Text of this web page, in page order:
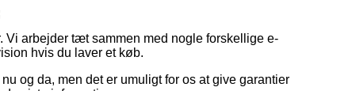
arbejder tæt sammen med nogle forskellige e-
hvis du laver et køb.
og da, men det er umuligt for os at give garantier